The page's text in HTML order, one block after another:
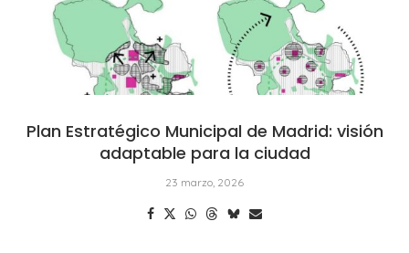
Plan Estratégico Municipal de Madrid: visión
adaptable para la ciudad
23 marzo, 2026